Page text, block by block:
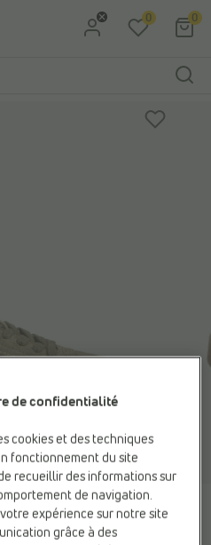
Aller au menu principal
0 0
de confidentialité
cookies et des techniques
fonctionnement du site
recueillir des informations sur
de navigation.
expérience sur notre site
grâce à des